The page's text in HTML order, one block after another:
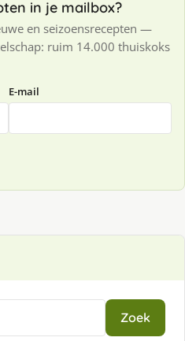
in je mailbox?
en seizoensrecepten —
ruim 14.000 thuiskoks
E-mail
Zoek